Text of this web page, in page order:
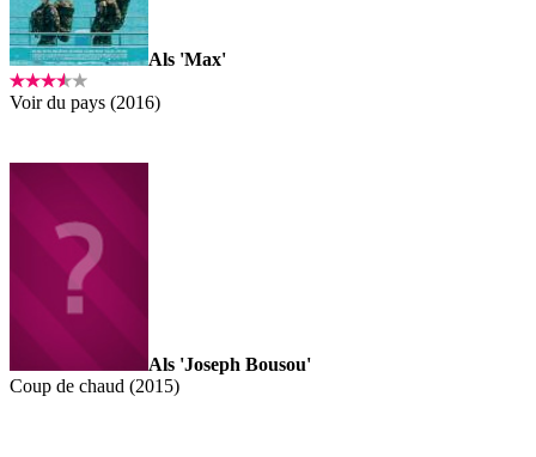
Als 'Max'
Voir du pays (2016)
Als 'Joseph Bousou'
Coup de chaud (2015)